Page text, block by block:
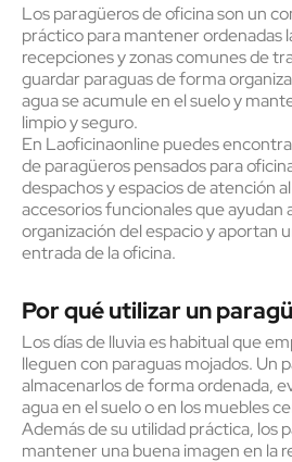
Los paragüeros de oficina son un
práctico para mantener ordenadas
recepciones y zonas comunes de
guardar paraguas de forma
agua se acumule en el suelo y
limpio y seguro.
En Laoficinaonline puedes
de paragüeros pensados para
despachos y espacios de atención
accesorios funcionales que ayudan
organización del espacio y aportan
entrada de la oficina.
Por qué utilizar un
Los días de lluvia es habitual que
lleguen con paraguas mojados. Un
almacenarlos de forma ordenada,
agua en el suelo o en los muebles
Además de su utilidad práctica, los
mantener una buena imagen en la